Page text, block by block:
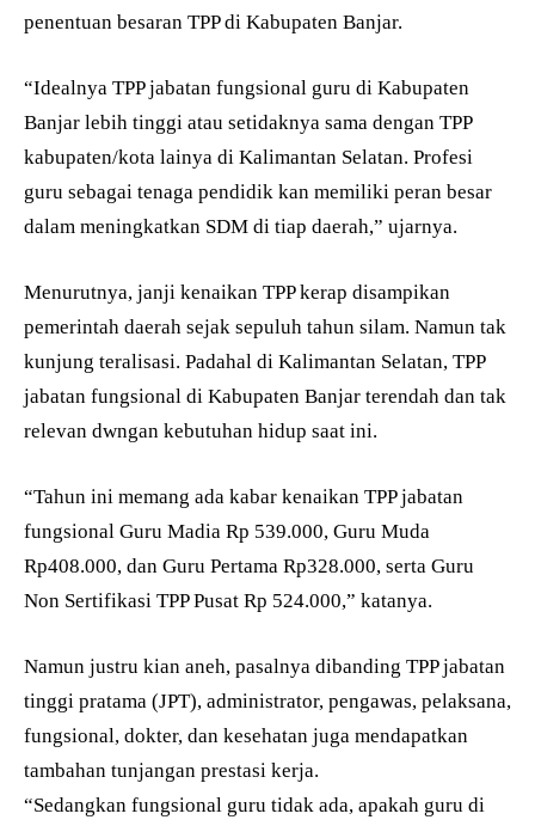
penentuan besaran TPP di Kabupaten Banjar.
“Idealnya TPP jabatan fungsional guru di Kabupaten
Banjar lebih tinggi atau setidaknya sama dengan TPP
kabupaten/kota lainya di Kalimantan Selatan. Profesi
guru sebagai tenaga pendidik kan memiliki peran besar
dalam meningkatkan SDM di tiap daerah,” ujarnya.
Menurutnya, janji kenaikan TPP kerap disampikan
pemerintah daerah sejak sepuluh tahun silam. Namun tak
kunjung teralisasi. Padahal di Kalimantan Selatan, TPP
jabatan fungsional di Kabupaten Banjar terendah dan tak
relevan dwngan kebutuhan hidup saat ini.
“Tahun ini memang ada kabar kenaikan TPP jabatan
fungsional Guru Madia Rp 539.000, Guru Muda
Rp408.000, dan Guru Pertama Rp328.000, serta Guru
Non Sertifikasi TPP Pusat Rp 524.000,” katanya.
Namun justru kian aneh, pasalnya dibanding TPP jabatan
tinggi pratama (JPT), administrator, pengawas, pelaksana,
fungsional, dokter, dan kesehatan juga mendapatkan
tambahan tunjangan prestasi kerja.
“Sedangkan fungsional guru tidak ada, apakah guru di